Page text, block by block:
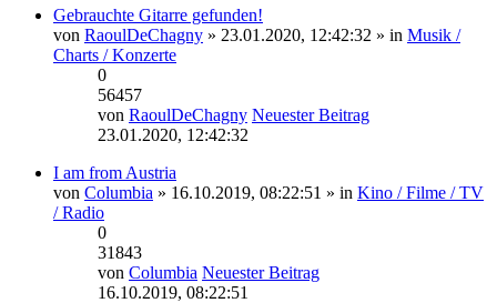
Gebrauchte Gitarre gefunden!
von RaoulDeChagny » 23.01.2020, 12:42:32 » in Musik /
Charts / Konzerte
0
56457
von RaoulDeChagny Neuester Beitrag
23.01.2020, 12:42:32
I am from Austria
von Columbia » 16.10.2019, 08:22:51 » in Kino / Filme / TV
/ Radio
0
31843
von Columbia Neuester Beitrag
16.10.2019, 08:22:51